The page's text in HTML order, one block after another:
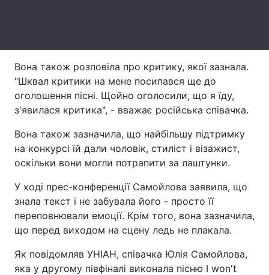
Тема оформлення
Вона також розповіла про критику, якої зазнала.
"Шквал критики на мене посипався ще до
оголошення пісні. Щойно оголосили, що я їду,
з'явилася критика", - вважає російська співачка.
Вона також зазначила, що найбільшу підтримку
на конкурсі їй дали чоловік, стиліст і візажист,
оскільки вони могли потрапити за лаштунки.
У ході прес-конференції Самойлова заявила, що
знала текст і не забувала його - просто її
переповнювали емоції. Крім того, вона зазначила,
що перед виходом на сцену ледь не плакала.
Як повідомляв УНІАН, співачка Юлія Самойлова,
яка у другому півфіналі виконала пісню I won't